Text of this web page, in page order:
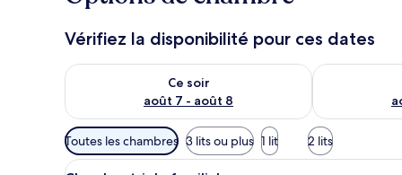
Vérifiez la disponibilité pour ces dates
Ce soir
août 7 - août 8
Vérifier la disponibilité pour ce soir août 7 - août 8
Vérifier la
Filtres
disponibles
Toutes les chambres 3 lits ou plus 1 lit 2 lits
Afficher
Une chambre d’hôtel avec